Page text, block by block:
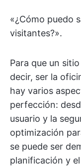
«¿Cómo puedo
visitantes?».
Para que un
decir, ser la
hay varios
perfección:
usuario y la
optimización
se puede ser
planificación y